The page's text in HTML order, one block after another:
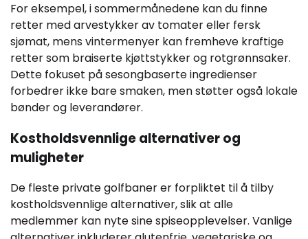
For eksempel, i sommermånedene kan du finne
retter med arvestykker av tomater eller fersk
sjømat, mens vintermenyer kan fremheve kraftige
retter som braiserte kjøttstykker og rotgrønnsaker.
Dette fokuset på sesongbaserte ingredienser
forbedrer ikke bare smaken, men støtter også lokale
bønder og leverandører.
Kostholdsvennlige alternativer og
muligheter
De fleste private golfbaner er forpliktet til å tilby
kostholdsvennlige alternativer, slik at alle
medlemmer kan nyte sine spiseopplevelser. Vanlige